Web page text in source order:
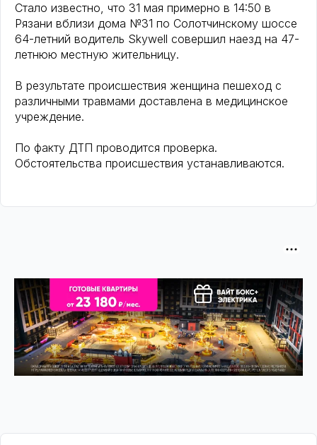
Стало известно, что 31 мая примерно в 14:50 в
Рязани вблизи дома №31 по Солотчинскому шоссе
64-летний водитель Skywell совершил наезд на 47-
летнюю местную жительницу.
В результате происшествия женщина пешеход с
различными травмами доставлена в медицинское
учреждение.
По факту ДТП проводится проверка.
Обстоятельства происшествия устанавливаются.